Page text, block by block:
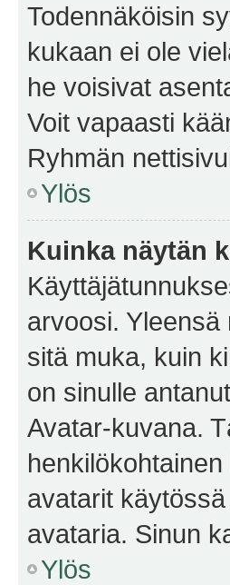
Todennäköisin
kukaan ei ole
he voisivat
Voit vapaasti
Ryhmän
Ylös
Kuinka näytän
arvoosi.
sitä muka, kuin
on sinulle
Avatar-kuvana.
avatarit
avataria. Sinun
Ylös